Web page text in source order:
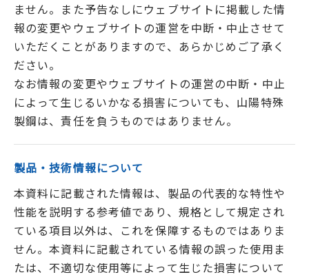
ません。また予告なしにウェブサイトに掲載した情
報の変更やウェブサイトの運営を中断・中止させて
いただくことがありますので、あらかじめご了承く
ださい。
なお情報の変更やウェブサイトの運営の中断・中止
によって生じるいかなる損害についても、山陽特殊
製鋼は、責任を負うものではありません。
製品・技術情報について
本資料に記載された情報は、製品の代表的な特性や
性能を説明する参考値であり、規格として規定され
ている項目以外は、これを保障するものではありま
せん。本資料に記載されている情報の誤った使用ま
たは、不適切な使用等によって生じた損害について